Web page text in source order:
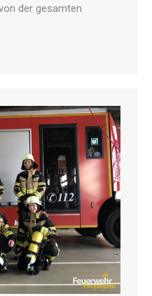
der gesamten